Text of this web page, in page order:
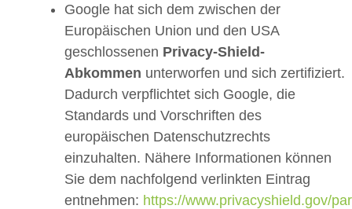
Google hat sich dem zwischen der
Europäischen Union und den USA
geschlossenen Privacy-Shield-
Abkommen unterworfen und sich zertifiziert.
Dadurch verpflichtet sich Google, die
Standards und Vorschriften des
europäischen Datenschutzrechts
einzuhalten. Nähere Informationen können
Sie dem nachfolgend verlinkten Eintrag
entnehmen: https://www.privacyshield.gov/